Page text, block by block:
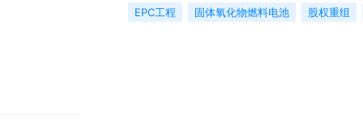
EPC工程
固体氧化物燃料电池 股权重组